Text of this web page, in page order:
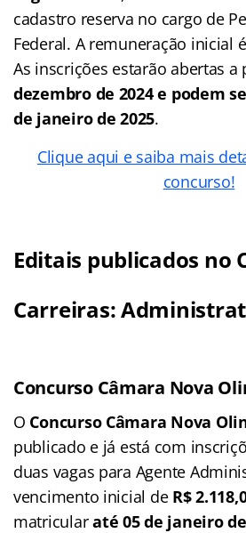
cadastro reserva no cargo de
Federal. A remuneração inicial
As inscrições estarão abertas a
dezembro de 2024 e podem
de janeiro de 2025.
Clique aqui e saiba mais
concurso!
Editais publicados no
Carreiras:
Concurso Câmara Nova
O Concurso Câmara Nova
publicado e já está com
duas vagas para Agente
vencimento inicial de R$
matricularaté 05 de janeiro